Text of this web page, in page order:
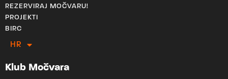
REZERVIRAJ MOČVARU!
PROJEKTI
BIRC
HR
EN
Klub Močvara